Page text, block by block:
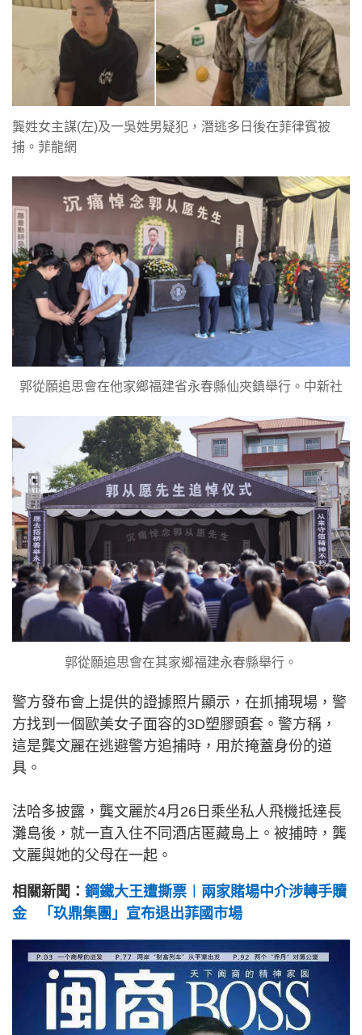
龔姓女主謀(左)及一吳姓男疑犯，潛逃多日後在菲律賓被
捕。菲龍網
郭從願追思會在他家鄉福建省永春縣仙夾鎮舉行。中新社
郭從願追思會在其家鄉福建永春縣舉行。
警方發布會上提供的證據照片顯示，在抓捕現場，警
方找到一個歐美女子面容的3D塑膠頭套。警方稱，
這是龔文麗在逃避警方追捕時，用於掩蓋身份的道
具。
法哈多披露，龔文麗於4月26日乘坐私人飛機抵達長
灘島後，就一直入住不同酒店匿藏島上。被捕時，龔
文麗與她的父母在一起。
相關新聞： 鋼鐵大王遭撕票︱兩家賭場中介涉轉手贖
金 「玖鼎集團」宣布退出菲國市場